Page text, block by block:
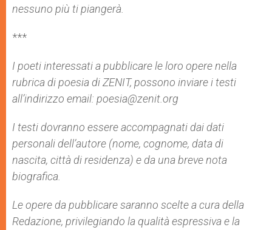
nessuno più ti piangerà.
***
I poeti interessati a pubblicare le loro opere nella
rubrica di poesia di ZENIT, possono inviare i testi
all’indirizzo email: poesia@zenit.org
I testi dovranno essere accompagnati dai dati
personali dell’autore (nome, cognome, data di
nascita, città di residenza) e da una breve nota
biografica.
Le opere da pubblicare saranno scelte a cura della
Redazione, privilegiando la qualità espressiva e la